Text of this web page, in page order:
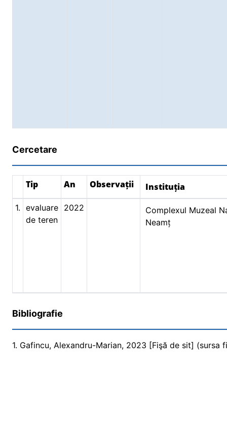
Cercetare
Tip An Observații Instituția
1. evaluare
de teren
2022
Complexul Muzeal
Neamț
Bibliografie
1. Gafincu, Alexandru-Marian, 2023 [Fişă de sit] (sursa